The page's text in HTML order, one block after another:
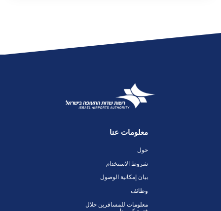
معلومات عنا
حول
شروط الاستخدام
بيان إمكانية الوصول
وظائف
معلومات للمسافرين خلال